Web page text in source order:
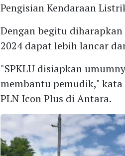
Pengisian Kendaraan
Dengan begitu
2024 dapat lebih lancar
"SPKLU disiapkan
membantu pemudik,"
PLN Icon Plus di Antara.